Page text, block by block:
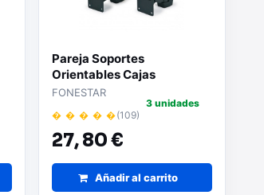
Pareja Soportes
Orientables Cajas
Acusticas NEGRO
FONESTAR SAL-622N
FONESTAR
� � � � �(109)
27,80 €
3 unidades
Añadir al carrito